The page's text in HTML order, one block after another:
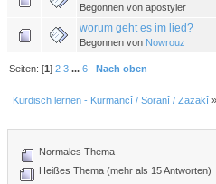
Begonnen von apostyler
worum geht es im lied?
Begonnen von Nowrouz
Seiten: [1]2 3 ...6 Nach oben
Kurdisch lernen - Kurmancî / Soranî / Zazakî »
Normales Thema
Heißes Thema (mehr als 15 Antworten)